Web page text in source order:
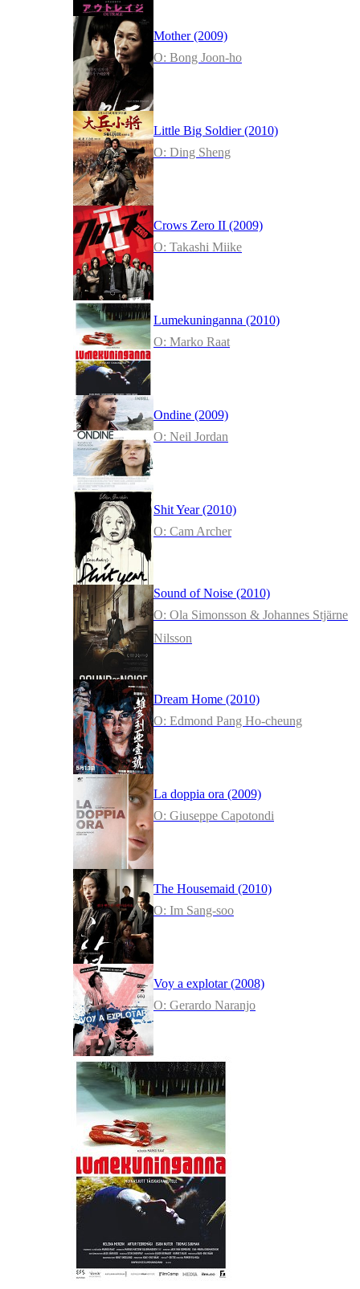
Mother (2009)
O: Bong Joon-ho
Little Big Soldier (2010)
O: Ding Sheng
Crows Zero II (2009)
O: Takashi Miike
Lumekuninganna (2010)
O: Marko Raat
Ondine (2009)
O: Neil Jordan
Shit Year (2010)
O: Cam Archer
Sound of Noise (2010)
O: Ola Simonsson & Johannes Stjärne
Nilsson
Dream Home (2010)
O: Edmond Pang Ho-cheung
La doppia ora (2009)
O: Giuseppe Capotondi
The Housemaid (2010)
O: Im Sang-soo
Voy a explotar (2008)
O: Gerardo Naranjo